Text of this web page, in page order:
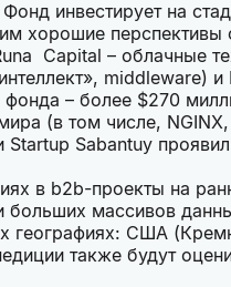
инвестирует на
хорошие перспективы
Capital – облачные
middleware)
– более $270
(в том числе,
Startup Sabantuy
в b2b-проекты на
больших массивов
географиях: США
также будут